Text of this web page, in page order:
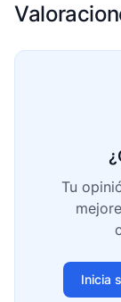
Tu
Inicia